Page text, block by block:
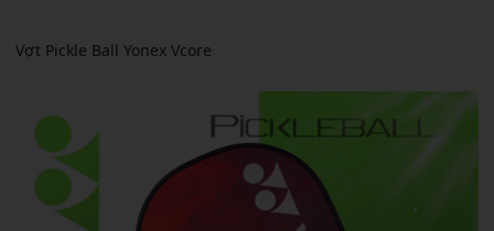
Vợt Pickle Ball Yonex Vcore